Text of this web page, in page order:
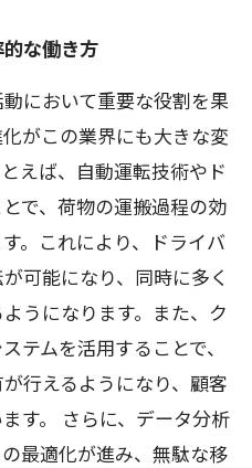
な働き方
において重要な役割を果
がこの業界にも大きな変
えば、自動運転技術やド
で、荷物の運搬過程の効
。これにより、ドライバ
可能になり、同時に多く
うになります。また、ク
テムを活用することで、
行えるようになり、顧客
す。 さらに、データ分析
最適化が進み、無駄な移